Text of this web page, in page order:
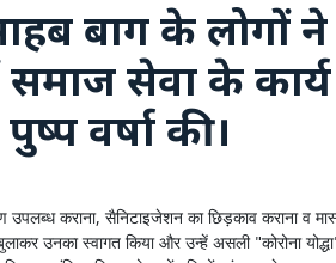
बाग के लोगों ने
सेवा के
वर्षा की।
कराना, सैनिटाइजेशन का छिड़काव कराना व
उनका स्वागत किया और उन्हें असली "कोरोना